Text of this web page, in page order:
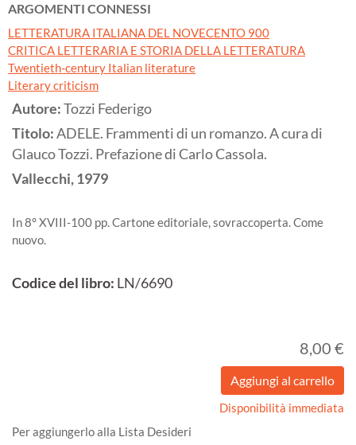
ARGOMENTI CONNESSI
LETTERATURA ITALIANA DEL NOVECENTO 900
CRITICA LETTERARIA E STORIA DELLA LETTERATURA
Twentieth-century Italian literature
Literary criticism
Autore:Tozzi Federigo
Titolo:ADELE. Frammenti di un romanzo. A cura di
Glauco Tozzi. Prefazione di Carlo Cassola.
Vallecchi,1979
In 8° XVIII-100 pp. Cartone editoriale, sovraccoperta. Come
nuovo.
Codice del libro: LN/6690
8,00 €
Disponibilità immediata
Per aggiungerlo alla Lista Desideri